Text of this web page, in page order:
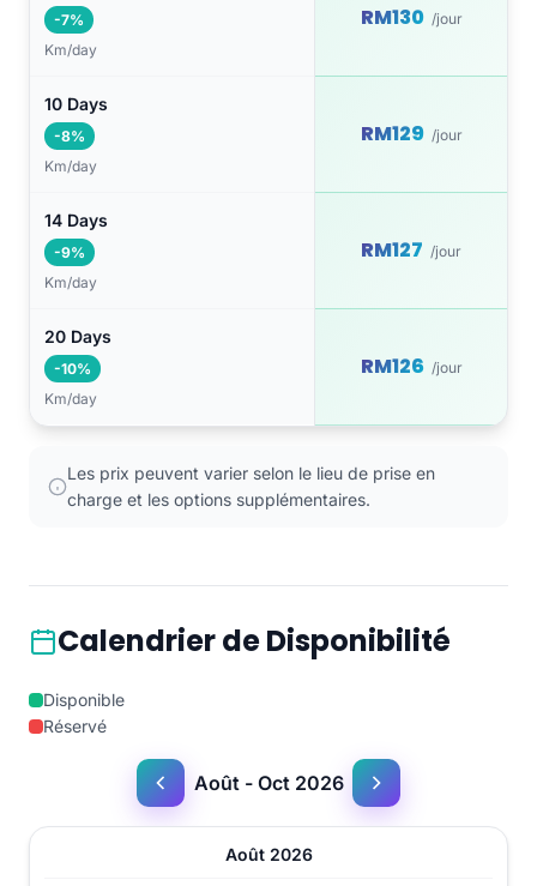
-7%
Km/day
RM130 /jour
10 Days
-8%
Km/day
RM129 /jour
14 Days
-9%
Km/day
RM127 /jour
20 Days
-10%
Km/day
RM126 /jour
Les prix peuvent varier selon le lieu de prise en
charge et les options supplémentaires.
Calendrier de Disponibilité
Disponible
Réservé
Août - Oct 2026
Août 2026